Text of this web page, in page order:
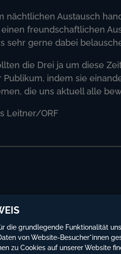
nächtlichen Austausch
freundschaftlichen
sehr gerne dabei
die Drei ja um diese
Publikum, indem sie
die uns aktuell alle
Leitner/ORF
Impressum Datenschutz
die grundlegende Funktionalität
von Website-Besucher*innen
zu Cookies auf unserer Website